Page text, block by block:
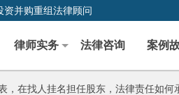
并购重组法律顾问
律师实务 法律咨询 案例
，在找人挂名担任股东，法律责任如何